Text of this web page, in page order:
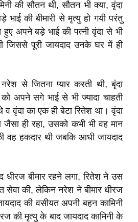
की सौतन थी, सौतन भी क्या, वृंदा
की बीमारी से मृत्यु हो गयी परंतु
हुए अपने बड़े भाई की पत्नी वृंदा से भी
जिससे पूरी जायदाद उनके घर में ही
से जितना प्यार करती थी, बृंदा
अपने सगे भाई से भी ज्यादा चाहती
व वृंदा का एक ही बेटा रितेश था। वृंदा
जैसा ही रहा, उसको कभी भी वह मान
वह हकदार थी जबकि आधी जायदाद
धीरज बीमार रहने लगा, रितेश ने उस
सेवा की, लेकिन नरेश ने बीमार धीरज
की वसीयत अपनी बहन कामिनी
की मृत्यु के बाद जायदाद कामिनी के